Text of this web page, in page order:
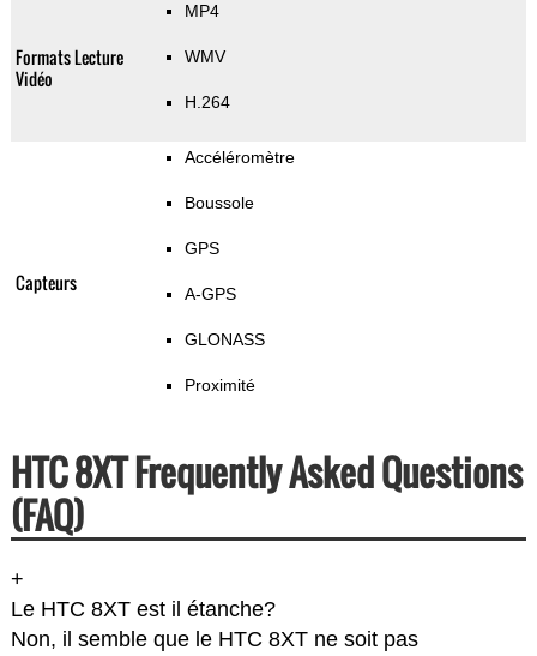
Formats Lecture
Vidéo
MP4
WMV
H.264
Capteurs
Accéléromètre
Boussole
GPS
A-GPS
GLONASS
Proximité
HTC 8XT Frequently Asked Questions
(FAQ)
+
Le HTC 8XT est il étanche?
Non, il semble que le HTC 8XT ne soit pas